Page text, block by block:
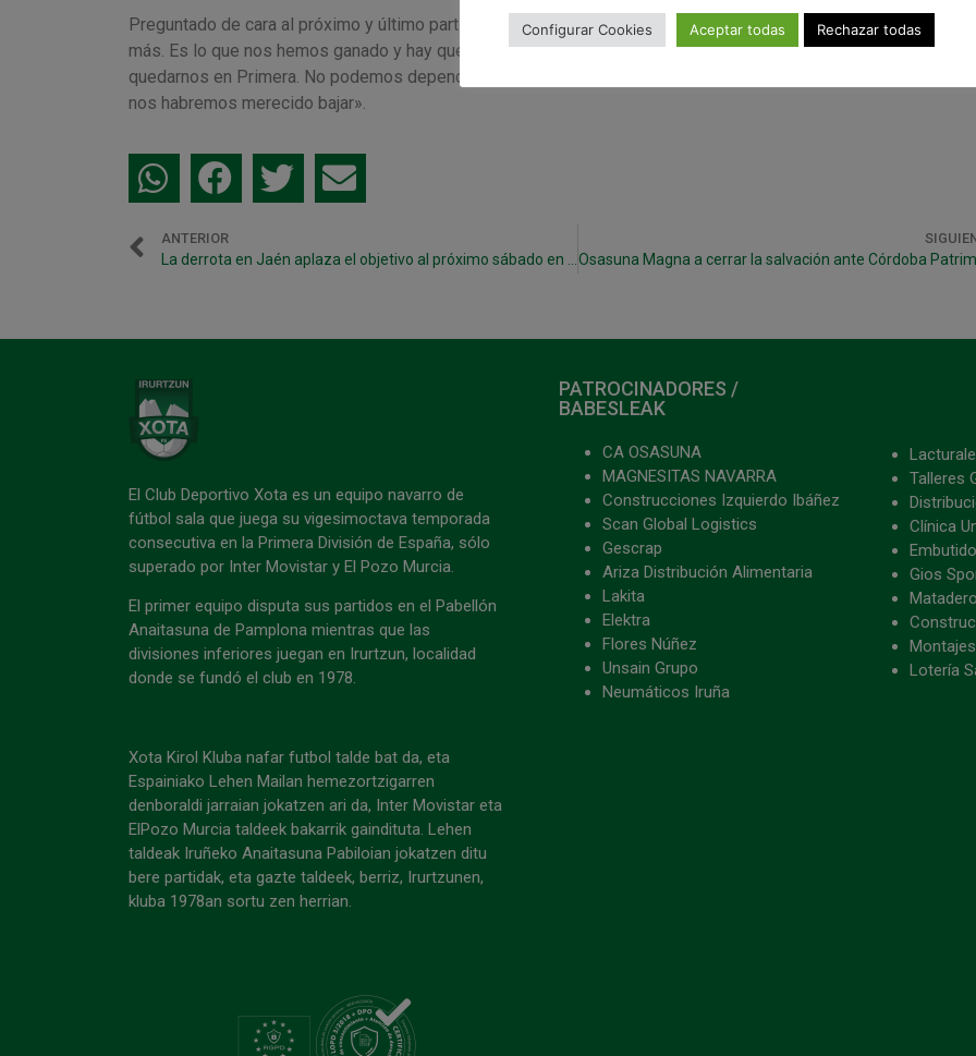
Preguntado de cara al próximo y último partido de liga ante Córdoba era claro y rotundo: «Nos jugamos la vida,
más. Es lo que nos hemos ganado y hay que asumirlo. Vamos a preparar la semana para ganar el sábado a
quedarnos en Primera. No podemos depender de nadie. Si hacemos lo nuestro nos quedaremos en Primera y si
nos habremos merecido bajar».
ANTERIOR
El Club Deportivo Xota es un equipo navarro de
fútbol sala que juega su vigesimoctava temporada
consecutiva en la Primera División de España, sólo
superado por Inter Movistar y El Pozo Murcia.
El primer equipo disputa sus partidos en el Pabellón
Anaitasuna de Pamplona mientras que las
divisiones inferiores juegan en Irurtzun, localidad
donde se fundó el club en 1978.
Xota Kirol Kluba nafar futbol talde bat da, eta
Espainiako Lehen Mailan hemezortzigarren
denboraldi jarraian jokatzen ari da, Inter Movistar eta
ElPozo Murcia taldeek bakarrik gaindituta. Lehen
taldeak Iruñeko Anaitasuna Pabiloian jokatzen ditu
bere partidak, eta gazte taldeek, berriz, Irurtzunen,
kluba 1978an sortu zen herrian.
PATROCINADORES /
BABESLEAK
CA OSASUNA
MAGNESITAS NAVARRA
Construcciones Izquierdo Ibáñez
Scan Global Logistics
Gescrap
Ariza Distribución Alimentaria
Lakita
Elektra
Flores Núñez
Unsain Grupo
Neumáticos Iruña
Lacturale
Talleres
Clínica
Gios
Lotería
Configurar Cookies Aceptar todas Rechazar todas